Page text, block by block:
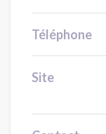
Téléphone
Site